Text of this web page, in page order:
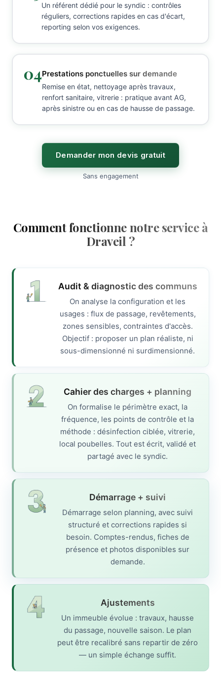
Un référent dédié pour le syndic : contrôles
réguliers, corrections rapides en cas d'écart,
reporting selon vos exigences.
04Prestations ponctuelles sur demande
Remise en état, nettoyage après travaux,
renfort sanitaire, vitrerie : pratique avant AG,
après sinistre ou en cas de hausse de passage.
Demander mon devis gratuit
Sans engagement
Comment fonctionne notre service à
Draveil ?
Audit & diagnostic des communs
On analyse la configuration et les
usages : flux de passage, revêtements,
zones sensibles, contraintes d'accès.
Objectif : proposer un plan réaliste, ni
sous-dimensionné ni surdimensionné.
Cahier des charges + planning
On formalise le périmètre exact, la
fréquence, les points de contrôle et la
méthode : désinfection ciblée, vitrerie,
local poubelles. Tout est écrit, validé et
partagé avec le syndic.
Démarrage + suivi
Démarrage selon planning, avec suivi
structuré et corrections rapides si
besoin. Comptes-rendus, fiches de
présence et photos disponibles sur
demande.
Ajustements
Un immeuble évolue : travaux, hausse
du passage, nouvelle saison. Le plan
peut être recalibré sans repartir de zéro
— un simple échange suffit.